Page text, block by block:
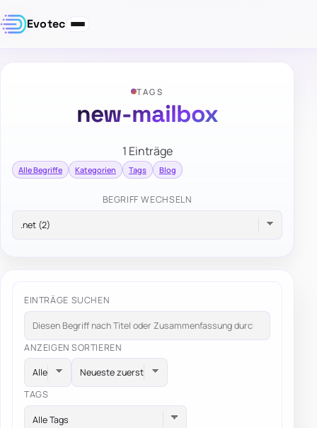
Evotec
TAGS
new-mailbox
1 Einträge
Alle Begriffe Kategorien Tags Blog
BEGRIFF WECHSELN
EINTRÄGE SUCHEN
ANZEIGEN SORTIEREN
TAGS
Alle Tags